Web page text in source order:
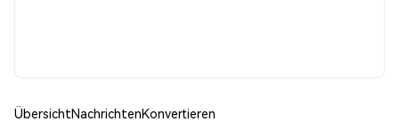
ÜbersichtNachrichtenKonvertieren